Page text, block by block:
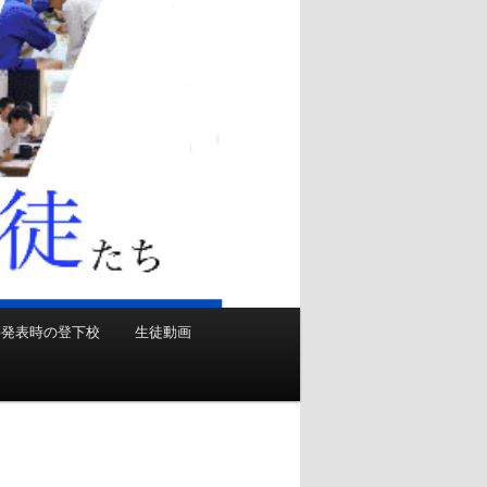
表時の登下校 生徒動画